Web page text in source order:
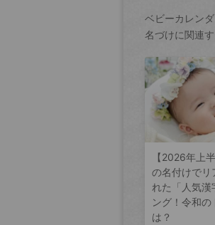
ベビーカレン
名づけに関連
【2026年上
の名付けでリ
れた「人気漢
ング！令和の
は？